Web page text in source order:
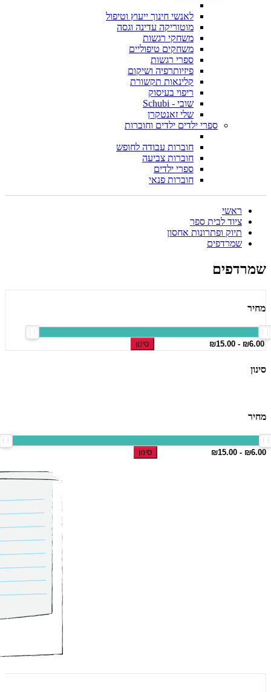
לאנשי חינוך ייעוץ וטיפול
מוטוריקה עדינה וגסה
משחקי רגשות
משחקים טיפוליים
ספרי רגשות
פיזיותרפיה ושיקום
קלינאות תקשורת
ריפוי בעיסוק
שובי - Schubi
שלי זאנטקרן
ספרי ילדים ילדים וחוברות
חוברות עבודה לחופש
חוברות צביעה
ספרי ילדים
חוברות פנאי
ראשי
ציוד לבית ספר
תיוק ופתרונות אחסון
שמרדפים
שמרדפים
מחיר
סינון
סינון
מחיר
סינון